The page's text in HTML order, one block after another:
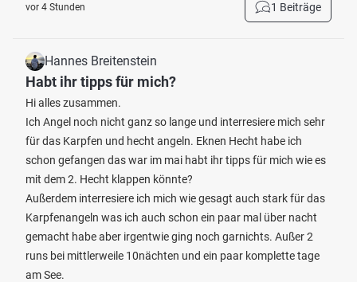
vor 4 Stunden 1 Beiträge
Hannes Breitenstein
Habt ihr tipps für mich?
Hi alles zusammen.
Ich Angel noch nicht ganz so lange und interresiere mich sehr
für das Karpfen und hecht angeln. Eknen Hecht habe ich
schon gefangen das war im mai habt ihr tipps für mich wie es
mit dem 2. Hecht klappen könnte?
Außerdem interresiere ich mich wie gesagt auch stark für das
Karpfenangeln was ich auch schon ein paar mal über nacht
gemacht habe aber irgentwie ging noch garnichts. Außer 2
runs bei mittlerweile 10nächten und ein paar komplette tage
am See.